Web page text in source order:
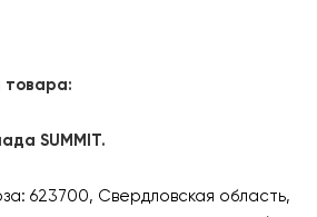
товара:
SUMMIT.
623700, Свердловская область,